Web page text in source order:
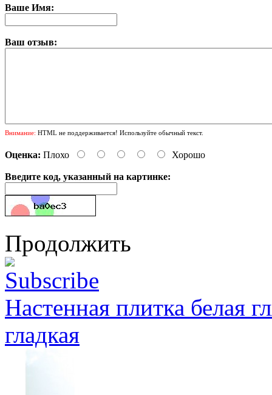
Ваше Имя:
Ваш отзыв:
Внимание: HTML не поддерживается! Используйте обычный текст.
Оценка: Плохо Хорошо
Введите код, указанный на картинке:
Продолжить
Настенная плитка белая
гладкая